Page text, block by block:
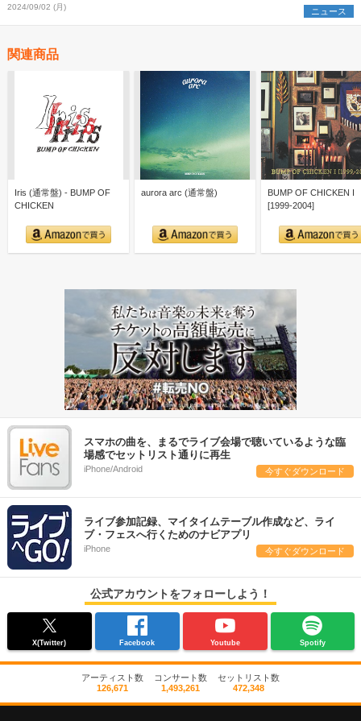
2024/09/02 (月) ニュース
関連商品
Iris (通常盤) - BUMP OF
CHICKEN
aurora arc (通常盤)
BUMP OF CHICKEN I
[1999-2004]
スマホの曲を、まるでライブ会場で聴いているような臨
場感でセットリスト通りに再生
iPhone/Android 今すぐダウンロード
ライブ参加記録、マイタイムテーブル作成など、ライ
ブ・フェスへ行くためのナビアプリ
iPhone 今すぐダウンロード
公式アカウントをフォローしよう！
X(Twitter) Facebook Youtube Spotify
アーティスト数
126,671
コンサート数
1,493,261
セットリスト数
472,348